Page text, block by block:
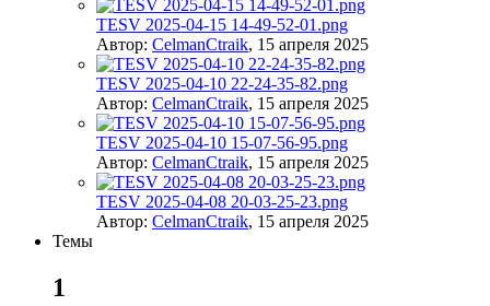
TESV 2025-04-15 14-49-52-01.png
Автор: CelmanCtraik, 15 апреля 2025
TESV 2025-04-10 22-24-35-82.png
Автор: CelmanCtraik, 15 апреля 2025
TESV 2025-04-10 15-07-56-95.png
Автор: CelmanCtraik, 15 апреля 2025
TESV 2025-04-08 20-03-25-23.png
Автор: CelmanCtraik, 15 апреля 2025
Темы
1